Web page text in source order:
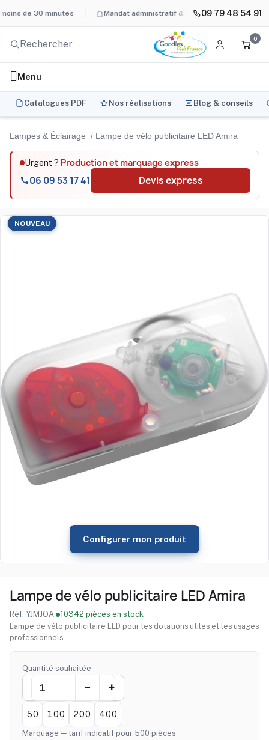
30 minutes Mandat administratif & Chorus Pro BAT
09 79 48 54 91
0
Menu
Catalogues PDF Nos réalisations Blog & conseils
Lampes & Éclairage Lampe de vélo publicitaire LED Amira
Urgent ? Production et marquage express
06 09 53 17 41 Devis express
NOUVEAU
Configurer mon produit
Lampe de vélo publicitaire LED Amira
Réf. YJMJOA· 10342 pièces en stock
Lampe de vélo publicitaire LED pour les dotations utiles et les usages
professionnels.
Quantité souhaitée
50 100 200 400
Marquage — tarif indicatif pour 500 pièces